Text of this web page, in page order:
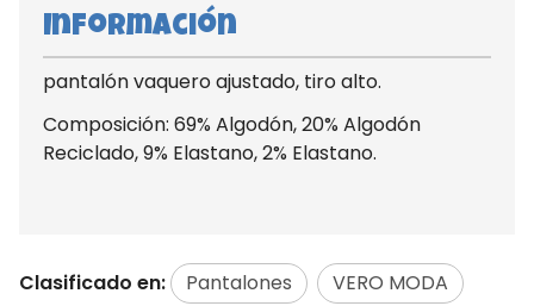
Información
pantalón vaquero ajustado, tiro alto.
Composición: 69% Algodón, 20% Algodón
Reciclado, 9% Elastano, 2% Elastano.
Clasificado en: Pantalones VERO MODA